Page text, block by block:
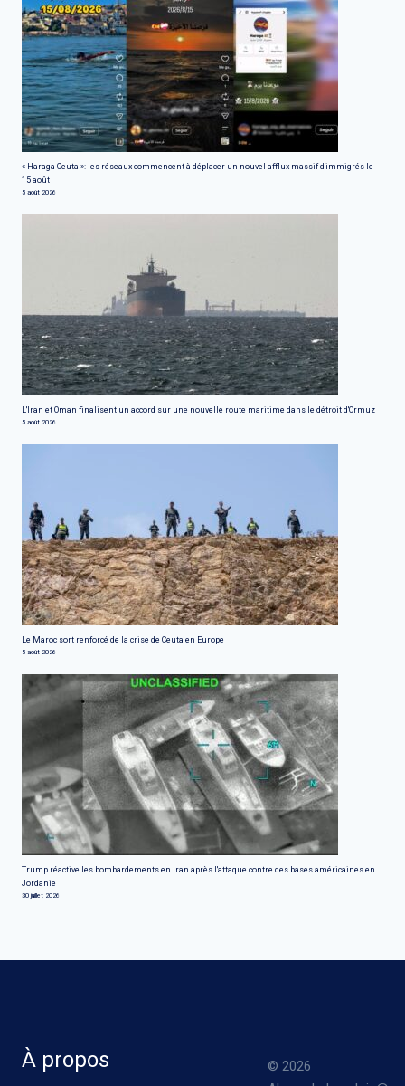
« Haraga Ceuta »: les réseaux commencent à déplacer un nouvel afflux massif d'immigrés le
15 août
5 août 2026
L'Iran et Oman finalisent un accord sur une nouvelle route maritime dans le détroit d'Ormuz
5 août 2026
Le Maroc sort renforcé de la crise de Ceuta en Europe
5 août 2026
Trump réactive les bombardements en Iran après l'attaque contre des bases américaines en
Jordanie
30 juillet 2026
À propos
© 2026